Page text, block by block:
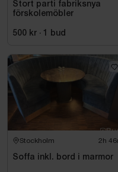
Stort parti fabriksnya
förskolemöbler
500 kr · bud
Stockholm 2h
Soffa inkl. bord i marmor